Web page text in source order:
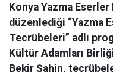
Konya Yazma
düzenlediği “Yazma
Tecrübeleri” adlı
Kültür Adamları
Bekir Şahin,